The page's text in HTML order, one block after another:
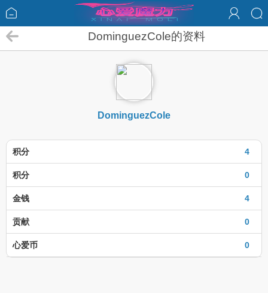
DominguezCole的资料
DominguezCole
4
积分
0
积分
4
金钱
0
贡献
0
心爱币